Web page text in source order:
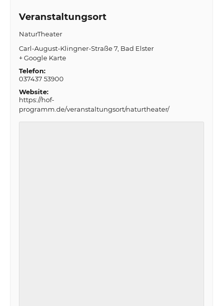
Veranstaltungsort
NaturTheater
Carl-August-Klingner-Straße 7 Bad Elster
+ Google Karte
Telefon:
037437 53900
Website:
https://hof-
programm.de/veranstaltungsort/naturtheater/